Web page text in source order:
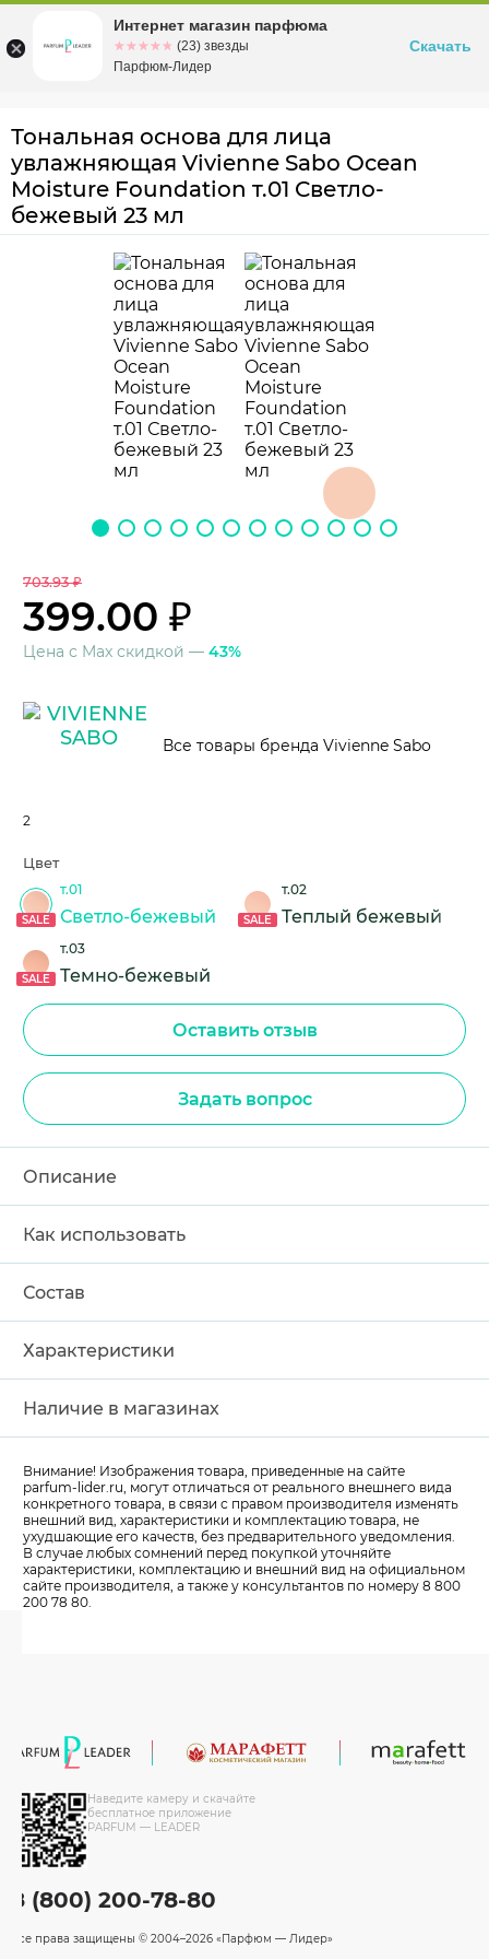
Омскул. Заозерная, 11, к. 1
Тональная основа для лица
увлажняющая Vivienne Sabo Ocean
Moisture Foundation т.01 Светло-
бежевый 23 мл
703.93 ₽
399.00 ₽
Цена с Max скидкой — 43%
Все товары бренда Vivienne Sabo
2
Цвет
SALE
т.01
Светло-бежевый SALE
т.02
Теплый бежевый
SALE
т.03
Темно-бежевый
Оставить отзыв
Задать вопрос
Описание
Как использовать
Состав
Характеристики
Наличие в магазинах
Внимание! Изображения товара, приведенные на сайте
parfum-lider.ru, могут отличаться от реального внешнего вида
конкретного товара, в связи с правом производителя изменять
внешний вид, характеристики и комплектацию товара, не
ухудшающие его качеств, без предварительного уведомления.
В случае любых сомнений перед покупкой уточняйте
характеристики, комплектацию и внешний вид на официальном
сайте производителя, а также у консультантов по номеру 8 800
200 78 80.
Наведите камеру и скачайте
бесплатное приложение
PARFUM — LEADER
8 (800) 200-78-80
Все права защищены © 2004–2026 «Парфюм — Лидер»
Интернет магазин парфюма
☆☆☆☆☆
★★★★★ (23) звезды
Парфюм-Лидер
Скачать